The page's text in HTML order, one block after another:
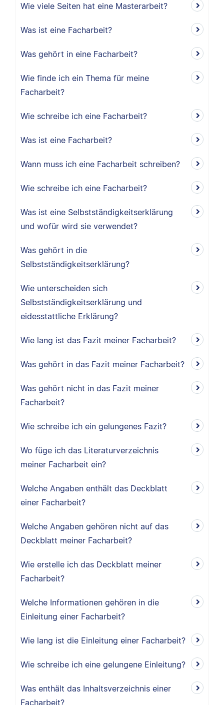
Wie viele Seiten hat eine Masterarbeit?
Was ist eine Facharbeit?
Was gehört in eine Facharbeit?
Wie finde ich ein Thema für meine
Facharbeit?
Wie schreibe ich eine Facharbeit?
Was ist eine Facharbeit?
Wann muss ich eine Facharbeit schreiben?
Wie schreibe ich eine Facharbeit?
Was ist eine Selbstständigkeitserklärung
und wofür wird sie verwendet?
Was gehört in die
Selbstständigkeitserklärung?
Wie unterscheiden sich
Selbstständigkeitserklärung und
eidesstattliche Erklärung?
Wie lang ist das Fazit meiner Facharbeit?
Was gehört in das Fazit meiner Facharbeit?
Was gehört nicht in das Fazit meiner
Facharbeit?
Wie schreibe ich ein gelungenes Fazit?
Wo füge ich das Literaturverzeichnis
meiner Facharbeit ein?
Welche Angaben enthält das Deckblatt
einer Facharbeit?
Welche Angaben gehören nicht auf das
Deckblatt meiner Facharbeit?
Wie erstelle ich das Deckblatt meiner
Facharbeit?
Welche Informationen gehören in die
Einleitung einer Facharbeit?
Wie lang ist die Einleitung einer Facharbeit?
Wie schreibe ich eine gelungene Einleitung?
Was enthält das Inhaltsverzeichnis einer
Facharbeit?